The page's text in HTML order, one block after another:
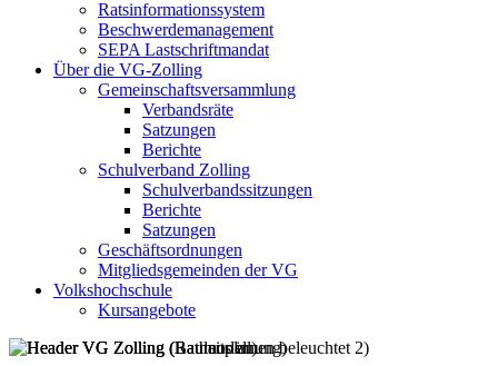
Ratsinformationssystem
Beschwerdemanagement
SEPA Lastschriftmandat
Über die VG-Zolling
Gemeinschaftsversammlung
Verbandsräte
Satzungen
Berichte
Schulverband Zolling
Schulverbandssitzungen
Berichte
Satzungen
Geschäftsordnungen
Mitgliedsgemeinden der VG
Volkshochschule
Kursangebote